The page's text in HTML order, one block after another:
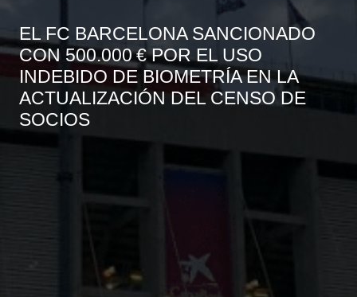
EL FC BARCELONA SANCIONADO
CON 500.000 € POR EL USO
INDEBIDO DE BIOMETRÍA EN LA
ACTUALIZACIÓN DEL CENSO DE
SOCIOS